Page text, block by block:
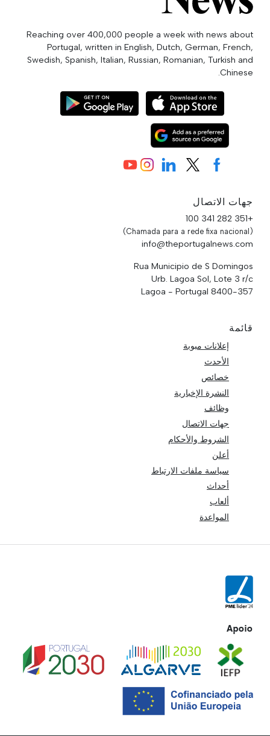
Reaching over 400,000 people a week with news about
Portugal, written in English, Dutch, German, French,
Swedish, Spanish, Italian, Russian, Romanian, Turkish and
Chinese.
جهات الاتصال
+351 282 341 100
(Chamada para a rede fixa nacional)
info@theportugalnews.com
Rua Municipio de S Domingos
Urb. Lagoa Sol, Lote 3 r/c
8400-357 Lagoa - Portugal
قائمة
إعلانات مبوبة
الأحدث
خصائص
النشرة الإخبارية
وظائف
جهات الاتصال
الشروط والأحكام
أعلن
سياسة ملفات الارتباط
أحداث
ألعاب
المواعدة
Apoio